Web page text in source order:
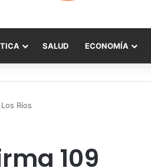
SALUD ECONOMÍA
Ríos
109